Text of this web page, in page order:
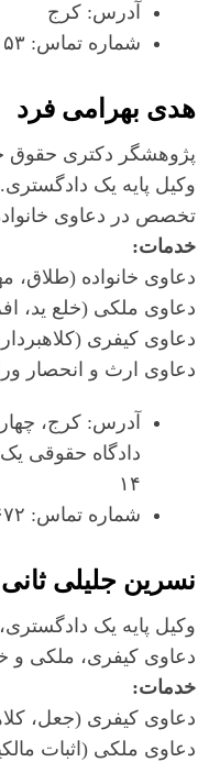
آدرس: کرج
شماره تماس: ۰۹۱۲۶۰۷۰۱۵۳
هدی بهرامی فرد
پژوهشگر دکتری
وکیل پایه یک دادگستری.
تخصص در دعاوی
خدمات:
دعاوی خانواده (طلاق،
دعاوی ملکی (خلع ید،
دعاوی کیفری
دعاوی ارث و انحصار
آدرس: کرج،
دادگاه حقوقی
۱۴
شماره تماس: ۰۹۱۲۶۱۳۰۶۷۲
نسرین جلیلی ثانی
دعاوی کیفری، ملکی و
خدمات:
دعاوی کیفری (جعل،
دعاوی ملکی (اثبات